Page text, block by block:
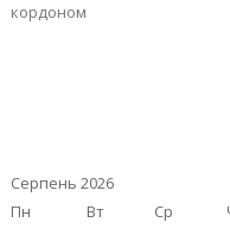
кордоном
Серпень 2026
Пн
Вт Ср